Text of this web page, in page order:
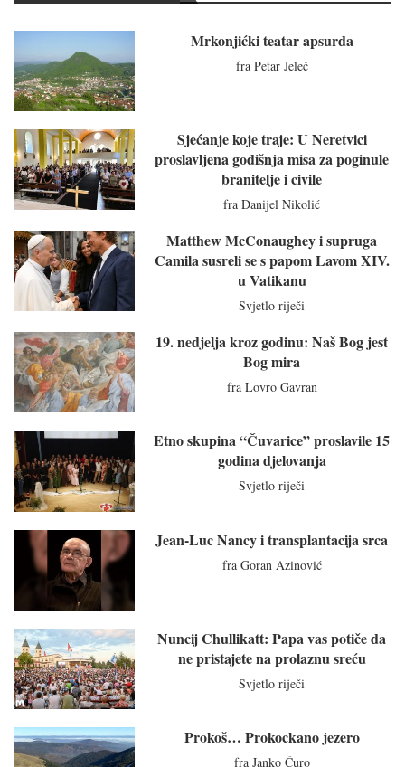
Mrkonjićki teatar apsurda
fra Petar Jeleč
Sjećanje koje traje: U Neretvici
proslavljena godišnja misa za poginule
branitelje i civile
fra Danijel Nikolić
Matthew McConaughey i supruga
Camila susreli se s papom Lavom XIV.
u Vatikanu
Svjetlo riječi
19. nedjelja kroz godinu: Naš Bog jest
Bog mira
fra Lovro Gavran
Etno skupina “Čuvarice” proslavile 15
godina djelovanja
Svjetlo riječi
Jean-Luc Nancy i transplantacija srca
fra Goran Azinović
Nuncij Chullikatt: Papa vas potiče da
ne pristajete na prolaznu sreću
Svjetlo riječi
Prokoš… Prokockano jezero
fra Janko Ćuro